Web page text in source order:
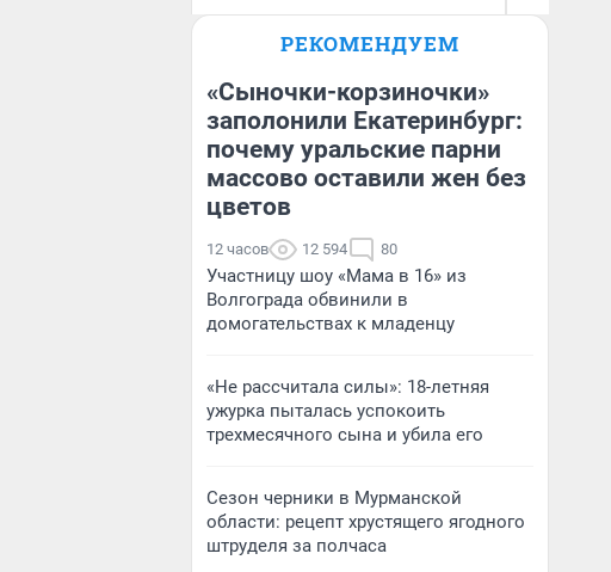
Блогер, предприниматель,
бизнесе
РЕКОМЕНДУЕМ
«Сыночки-корзиночки»
заполонили Екатеринбург:
почему уральские парни
массово оставили жен без
цветов
12 часов 12 594 80
Участницу шоу «Мама в 16» из
Волгограда обвинили в
домогательствах к младенцу
«Не рассчитала силы»: 18-летняя
ужурка пыталась успокоить
трехмесячного сына и убила его
Сезон черники в Мурманской
области: рецепт хрустящего ягодного
штруделя за полчаса